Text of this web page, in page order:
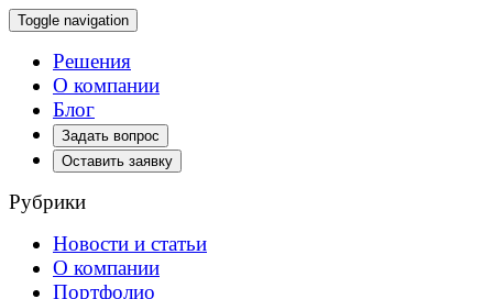
Toggle navigation
Решения
О компании
Блог
Задать вопрос
Оставить заявку
Рубрики
Новости и статьи
О компании
Портфолио